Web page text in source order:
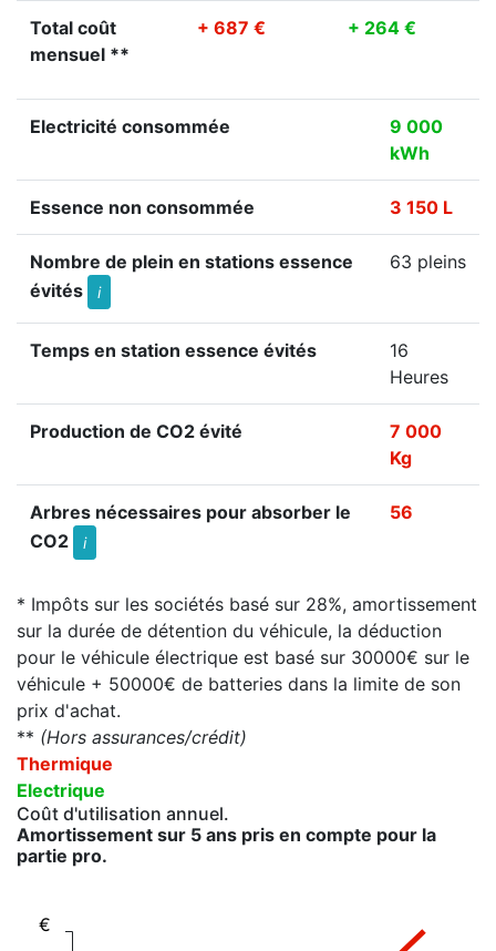
Total coût
mensuel **
+ 687 € + 264 €
Electricité consommée
9 000
kWh
Essence non consommée 3 150 L
Nombre de plein en stations essence
évités
i
63 pleins
Temps en station essence évités
16
Heures
Production de CO2 évité
7 000
Kg
Arbres nécessaires pour absorber le
CO2
i
56
* Impôts sur les sociétés basé sur 28%, amortissement
sur la durée de détention du véhicule, la déduction
pour le véhicule électrique est basé sur 30000€ sur le
véhicule + 50000€ de batteries dans la limite de son
prix d'achat.
** (Hors assurances/crédit)
Thermique
Electrique
Coût d'utilisation annuel.
Amortissement sur 5 ans pris en compte pour la
partie pro.
€